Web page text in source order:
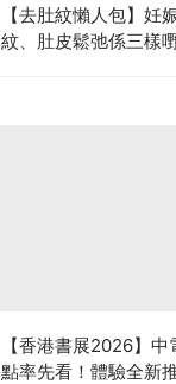
【去肚紋懶人包】妊
紋、肚皮鬆弛係三樣
【香港書展2026】
點率先看！體驗全新